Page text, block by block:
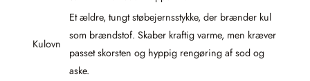
Kulovn
Et ældre, tungt støbejernsstykke, der brænder kul
som brændstof. Skaber kraftig varme, men kræver
passet skorsten og hyppig rengøring af sod og
aske.